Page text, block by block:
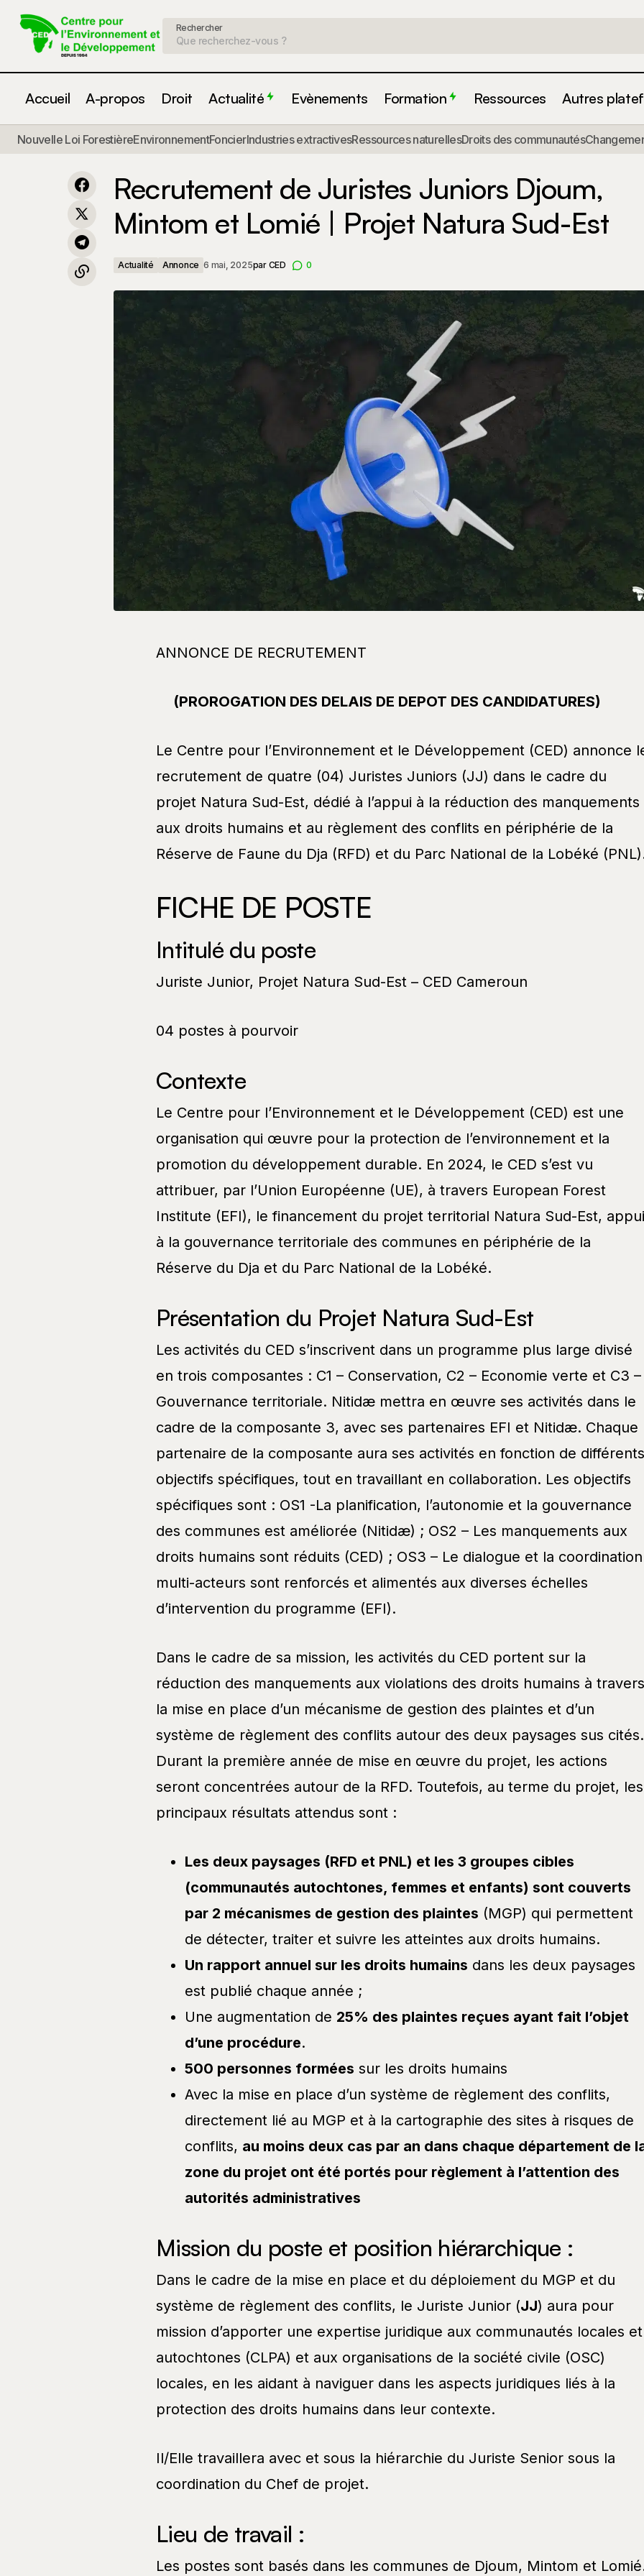
Rechercher
Accueil A-propos Droit Actualité Evènements Formation Ressources Autres
Recrutement d'animateurs villageois à
Salapoumbé, Moloundou et Somalomo
Actualité
Recrutement de Juristes Juniors Djoum, Mintom et
Nouvelle Loi ForestièreEnvironnementFoncierIndustries extractivesRessources naturellesDroits des communautés
Recrutement de Juristes Juniors Djoum,
Mintom et Lomié | Projet Natura Sud-Est
Actualité Annonce 6 mai, 2025par CED 0
ANNONCE DE RECRUTEMENT
(PROROGATION DES DELAIS DE DEPOT DES CANDIDATURES)
Le Centre pour l’Environnement et le Développement (CED) annonce
recrutement de quatre (04) Juristes Juniors (JJ) dans le cadre du
projet Natura Sud-Est, dédié à l’appui à la réduction des manquements
aux droits humains et au règlement des conflits en périphérie de la
Réserve de Faune du Dja (RFD) et du Parc National de la Lobéké
FICHE DE POSTE
Intitulé du poste
Juriste Junior, Projet Natura Sud-Est – CED Cameroun
04 postes à pourvoir
Contexte
Le Centre pour l’Environnement et le Développement (CED) est une
organisation qui œuvre pour la protection de l’environnement et la
promotion du développement durable. En 2024, le CED s’est vu
attribuer, par l’Union Européenne (UE), à travers European Forest
Institute (EFI), le financement du projet territorial Natura Sud-Est, appui
à la gouvernance territoriale des communes en périphérie de la
Réserve du Dja et du Parc National de la Lobéké.
Présentation du Projet Natura Sud-Est
Les activités du CED s’inscrivent dans un programme plus large divisé
en trois composantes : C1 – Conservation, C2 – Economie verte et C3 –
Gouvernance territoriale. Nitidæ mettra en œuvre ses activités dans le
cadre de la composante 3, avec ses partenaires EFI et Nitidæ. Chaque
partenaire de la composante aura ses activités en fonction de différents
objectifs spécifiques, tout en travaillant en collaboration. Les objectifs
spécifiques sont : OS1 -La planification, l’autonomie et la gouvernance
des communes est améliorée (Nitidæ) ; OS2 – Les manquements aux
droits humains sont réduits (CED) ; OS3 – Le dialogue et la coordination
multi-acteurs sont renforcés et alimentés aux diverses échelles
d’intervention du programme (EFI).
Dans le cadre de sa mission, les activités du CED portent sur la
réduction des manquements aux violations des droits humains à travers
la mise en place d’un mécanisme de gestion des plaintes et d’un
système de règlement des conflits autour des deux paysages sus cités.
Durant la première année de mise en œuvre du projet, les actions
seront concentrées autour de la RFD. Toutefois, au terme du projet, les
principaux résultats attendus sont :
Les deux paysages (RFD et PNL) et les 3 groupes cibles
(communautés autochtones, femmes et enfants) sont couverts
par 2 mécanismes de gestion des plaintes (MGP) qui permettent
de détecter, traiter et suivre les atteintes aux droits humains.
Un rapport annuel sur les droits humains dans les deux paysages
est publié chaque année ;
Une augmentation de 25% des plaintes reçues ayant fait l’objet
d’une procédure.
500 personnes formées sur les droits humains
Avec la mise en place d’un système de règlement des conflits,
directement lié au MGP et à la cartographie des sites à risques de
conflits, au moins deux cas par an dans chaque département de
zone du projet ont été portés pour règlement à l’attention des
autorités administratives
Mission du poste et position hiérarchique :
Dans le cadre de la mise en place et du déploiement du MGP et du
système de règlement des conflits, le Juriste Junior (JJ) aura pour
mission d’apporter une expertise juridique aux communautés locales et
autochtones (CLPA) et aux organisations de la société civile (OSC)
locales, en les aidant à naviguer dans les aspects juridiques liés à la
protection des droits humains dans leur contexte.
Il/Elle travaillera avec et sous la hiérarchie du Juriste Senior sous la
coordination du Chef de projet.
Lieu de travail :
Les postes sont basés dans les communes de Djoum, Mintom et